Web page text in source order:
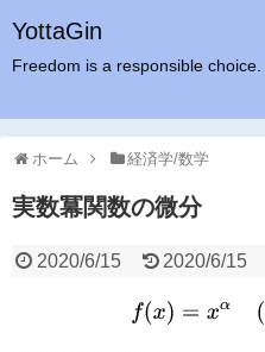
YottaGin
Freedom is a responsible choice.
ホーム 経済学/数学
実数冪関数の微分
2020/6/15 2020/6/15
f( x)=x x